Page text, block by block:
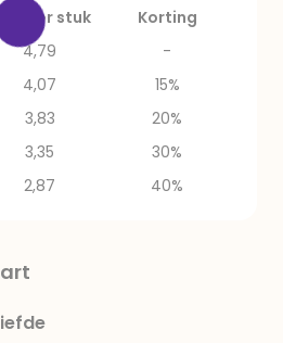
per stuk
Korting
4,79
-
4,07
15%
3,83
20%
3,35
30%
2,87 40%